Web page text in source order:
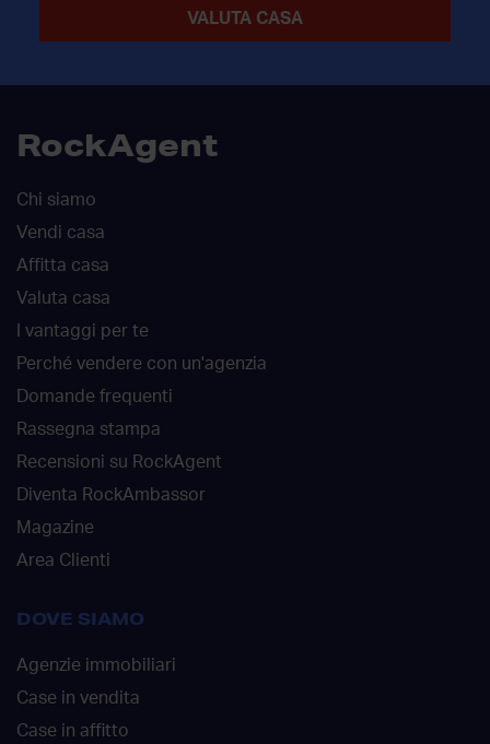
RockAgent
Chi siamo
Vendi casa
Affitta casa
Valuta casa
I vantaggi per te
Perché vendere con un'agenzia
Domande frequenti
Rassegna stampa
Recensioni su RockAgent
Diventa RockAmbassor
Magazine
Area Clienti
DOVE SIAMO
Agenzie immobiliari
Case in vendita
Case in affitto